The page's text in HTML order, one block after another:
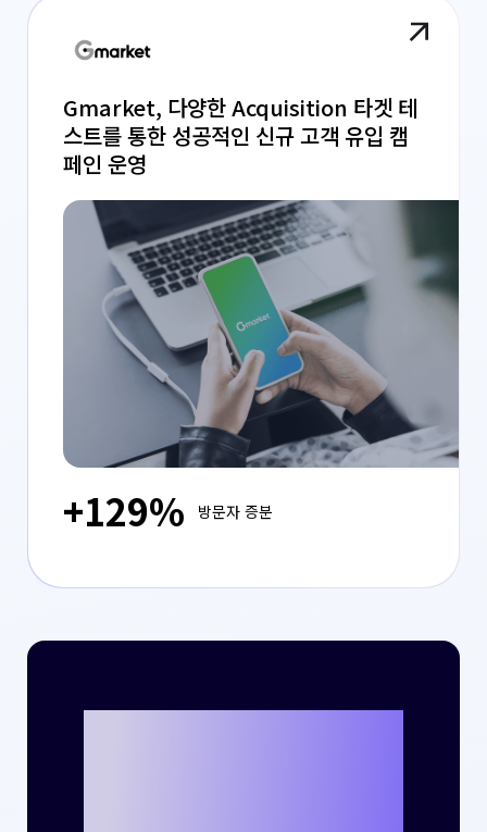
Gmarket, 다양한 Acquisition 타겟 테
스트를 통한 성공적인 신규 고객 유입 캠
페인 운영
+129% 방문자 증분